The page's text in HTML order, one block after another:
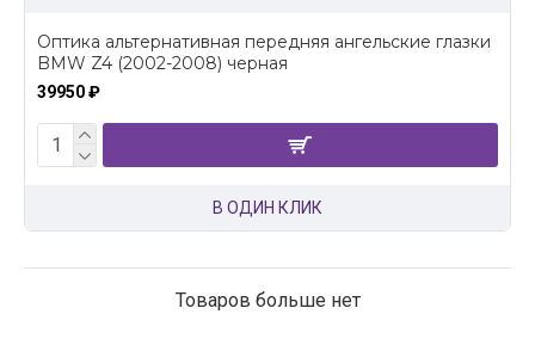
Оптика альтернативная передняя ангельские глазки
BMW Z4 (2002-2008) черная
39950 ₽
В ОДИН КЛИК
Товаров больше нет